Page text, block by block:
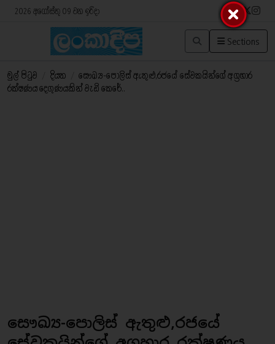
2026 අගෝස්තු 09 වන ඉරිදා
Sections
මුල් පිටුව දියත
සෞඛ්‍ය-පොලිස් ඇතුළු,රජයේ සේවකයින්ගේ අග්‍රහාර
රක්ෂණය දෙගුණයකින් වැඩි කෙරේ..
සෞඛ්‍ය-පොලිස් ඇතුළු,රජයේ